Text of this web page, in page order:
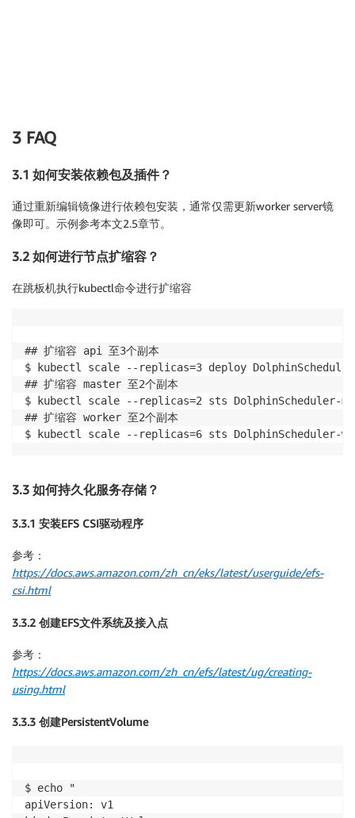
3 FAQ
3.1 如何安装依赖包及插件？
通过重新编辑镜像进行依赖包安装，通常仅需更新worker server镜
像即可。示例参考本文2.5章节。
3.2 如何进行节点扩缩容？
在跳板机执行kubectl命令进行扩缩容
## 扩缩容 api 至3个副本
$ kubectl scale --replicas=3 deploy
## 扩缩容 master 至2个副本
$ kubectl scale --replicas=2 sts DolphinScheduler-
## 扩缩容 worker 至2个副本
3.3 如何持久化服务存储？
3.3.1 安装EFS CSI驱动程序
参考：
https://docs.aws.amazon.com/zh_cn/eks/latest/userguide/efs-
csi.html
3.3.2 创建EFS文件系统及接入点
参考：
https://docs.aws.amazon.com/zh_cn/efs/latest/ug/creating-
using.html
3.3.3 创建PersistentVolume
$ echo "
apiVersion: v1